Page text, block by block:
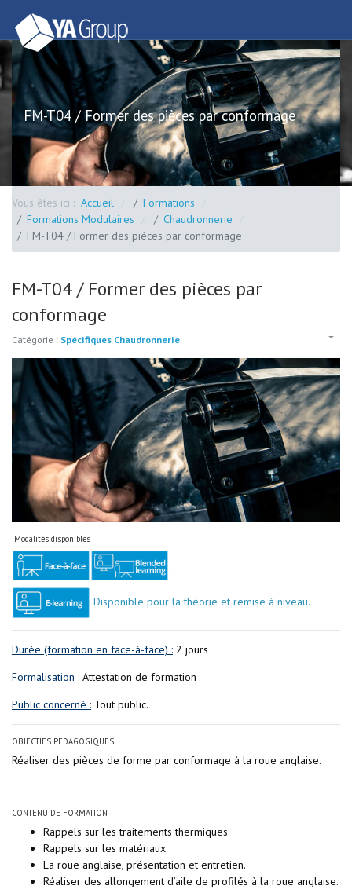
FM-T04 / Former des pièces par conformage
Vous êtes ici : Accueil
Formations
Formations Modulaires
Chaudronnerie
FM-T04 / Former des pièces par conformage
FM-T04 / Former des pièces par
conformage
Catégorie : Spécifiques Chaudronnerie
Modalités disponibles
Disponible pour la théorie et remise à niveau.
Durée (formation en face-à-face) : 2 jours
Formalisation : Attestation de formation
Public concerné : Tout public.
OBJECTIFS PÉDAGOGIQUES
Réaliser des pièces de forme par conformage à la roue anglaise.
CONTENU DE FORMATION
Rappels sur les traitements thermiques.
Rappels sur les matériaux.
La roue anglaise, présentation et entretien.
Réaliser des allongement d’aile de profilés à la roue anglaise.